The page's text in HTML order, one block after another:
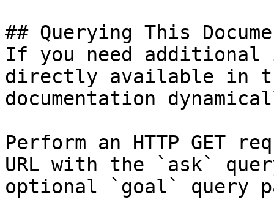
## Querying This
If you need
directly available in
documentation
Perform an HTTP GET
URL with the `ask`
optional `goal` query